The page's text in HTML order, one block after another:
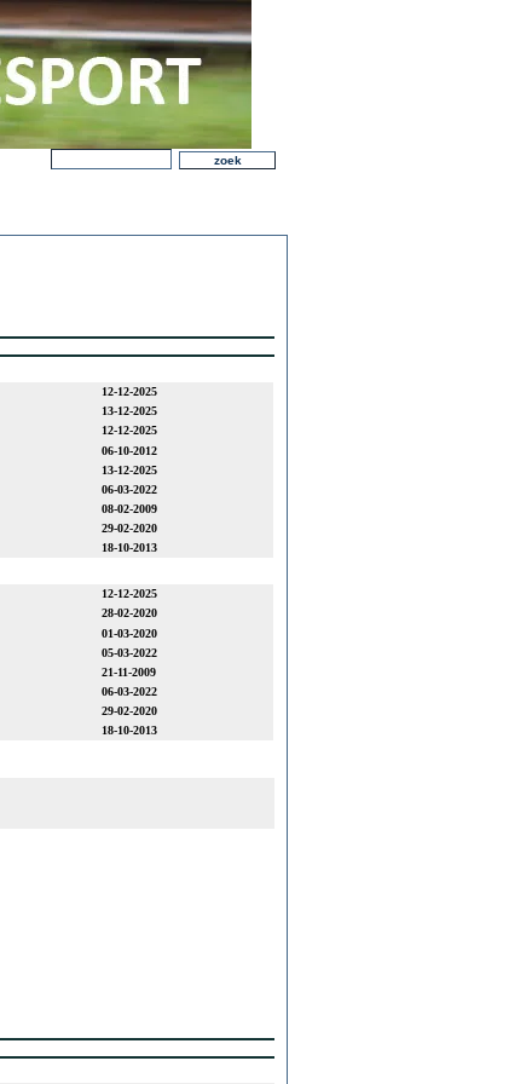
12-12-2025
13-12-2025
12-12-2025
06-10-2012
13-12-2025
06-03-2022
08-02-2009
29-02-2020
18-10-2013
12-12-2025
28-02-2020
01-03-2020
05-03-2022
21-11-2009
06-03-2022
29-02-2020
18-10-2013